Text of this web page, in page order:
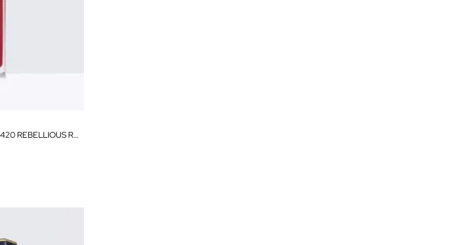
PURE COLOR ENVY GLOSS 420 REBELLIOUS ROSE